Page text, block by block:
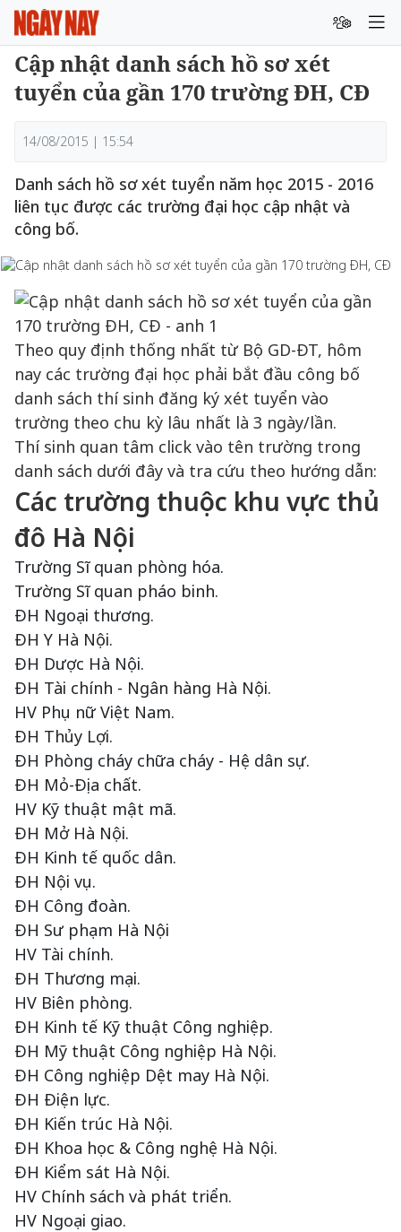
Cập nhật danh sách hồ sơ xét
tuyển của gần 170 trường ĐH, CĐ
14/08/2015 | 15:54
Danh sách hồ sơ xét tuyển năm học 2015 - 2016
liên tục được các trường đại học cập nhật và
công bố.
Theo quy định thống nhất từ Bộ GD-ĐT, hôm
nay các trường đại học phải bắt đầu công bố
danh sách thí sinh đăng ký xét tuyển vào
trường theo chu kỳ lâu nhất là 3 ngày/lần.
Thí sinh quan tâm click vào tên trường trong
danh sách dưới đây và tra cứu theo hướng dẫn:
Các trường thuộc khu vực thủ
đô Hà Nội
Trường Sĩ quan phòng hóa.
Trường Sĩ quan pháo binh.
ĐH Ngoại thương.
ĐH Y Hà Nội.
ĐH Dược Hà Nội.
ĐH Tài chính - Ngân hàng Hà Nội.
HV Phụ nữ Việt Nam.
ĐH Thủy Lợi.
ĐH Phòng cháy chữa cháy - Hệ dân sự.
ĐH Mỏ-Địa chất.
HV Kỹ thuật mật mã.
ĐH Mở Hà Nội.
ĐH Kinh tế quốc dân.
ĐH Nội vụ.
ĐH Công đoàn.
ĐH Sư phạm Hà Nội
HV Tài chính.
ĐH Thương mại.
HV Biên phòng.
ĐH Kinh tế Kỹ thuật Công nghiệp.
ĐH Mỹ thuật Công nghiệp Hà Nội.
ĐH Công nghiệp Dệt may Hà Nội.
ĐH Điện lực.
ĐH Kiến trúc Hà Nội.
ĐH Khoa học & Công nghệ Hà Nội.
ĐH Kiểm sát Hà Nội.
HV Chính sách và phát triển.
HV Ngoại giao.